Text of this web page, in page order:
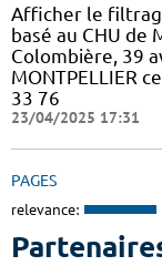
Afficher le
basé au CHU de
Colombière, 39
MONTPELLIER
33 76
23/04/2025 17:31
PAGES
relevance: